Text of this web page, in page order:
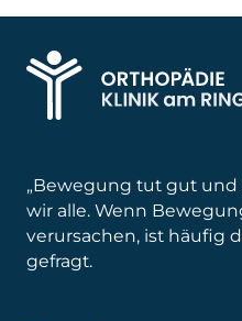
„Bewegung tut gut und
wir alle. Wenn
verursachen, ist häufig
gefragt.